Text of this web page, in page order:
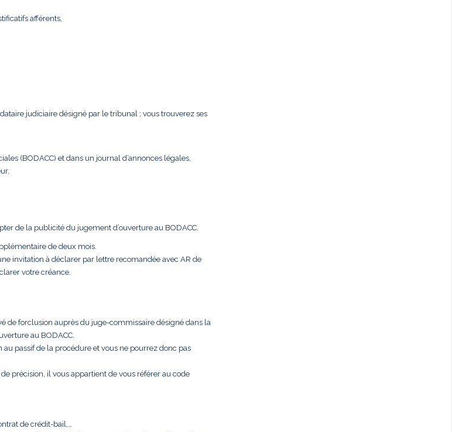
afférents,
judiciaire désigné par le tribunal ; vous trouverez ses
(BODACC) et dans un journal d’annonces légales,
de la publicité du jugement d’ouverture au BODACC.
de deux mois.
invitation à déclarer par lettre recomandée avec AR de
votre créance.
de forclusion auprès du juge-commissaire désigné dans la
au BODACC.
passif de la procédure et vous ne pourrez donc pas
précision, il vous appartient de vous référer au code
de crédit-bail,…